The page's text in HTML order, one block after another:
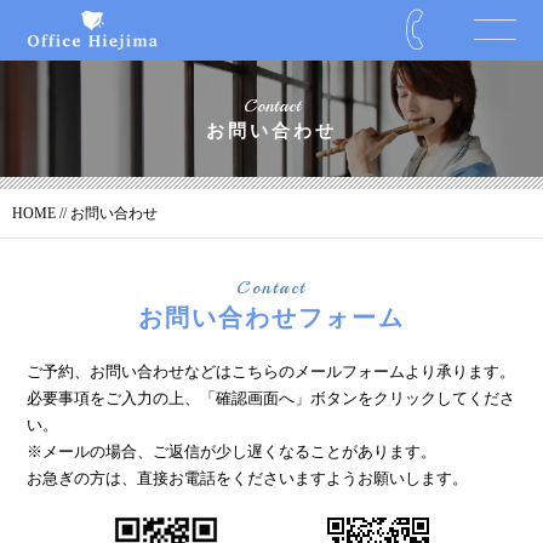
Contact
お問い合わせ
HOME // お問い合わせ
Contact
お問い合わせフォーム
ご予約、お問い合わせなどはこちらのメールフォームより承ります。
必要事項をご入力の上、「確認画面へ」ボタンをクリックしてくださ
い。
※メールの場合、ご返信が少し遅くなることがあります。
お急ぎの方は、直接お電話をくださいますようお願いします。